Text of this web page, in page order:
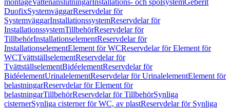
montageVattenanslutningarInstallations- och spolsystemGeberit
DuofixSystemväggarReservdelar för
SystemväggarInstallationssystemReservdelar för
InstallationssystemTillbehörReservdelar för
TillbehörInstallationselementReservdelar för
InstallationselementElement för WCReservdelar för Element för
WCTvättställselementReservdelar för
TvättställselementBidéelementReservdelar för
BidéelementUrinalelementReservdelar för UrinalelementElement för
belastningarReservdelar för Element för
belastningarTillbehörReservdelar för TillbehörSynliga
cisternerSynliga cisterner för WC, av plastReservdelar för Synliga